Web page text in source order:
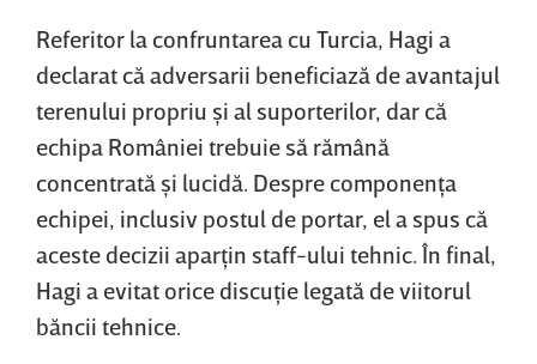
Referitor la confruntarea cu Turcia, Hagi a
declarat că adversarii beneficiază de avantajul
terenului propriu şi al suporterilor, dar că
echipa României trebuie să rămână
concentrată şi lucidă. Despre componenţa
echipei, inclusiv postul de portar, el a spus că
aceste decizii aparţin staff-ului tehnic. În final,
Hagi a evitat orice discuţie legată de viitorul
băncii tehnice.